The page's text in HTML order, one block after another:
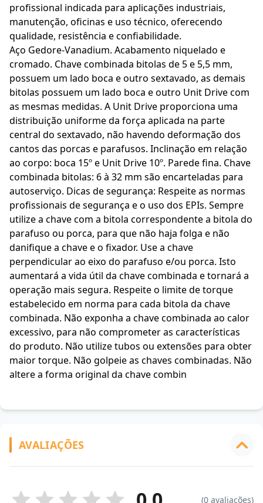
profissional indicada para aplicações industriais,
manutenção, oficinas e uso técnico, oferecendo
qualidade, resistência e confiabilidade.
Aço Gedore-Vanadium. Acabamento niquelado e
cromado. Chave combinada bitolas de 5 e 5,5 mm,
possuem um lado boca e outro sextavado, as demais
bitolas possuem um lado boca e outro Unit Drive com
as mesmas medidas. A Unit Drive proporciona uma
distribuição uniforme da força aplicada na parte
central do sextavado, não havendo deformação dos
cantos das porcas e parafusos. Inclinação em relação
ao corpo: boca 15º e Unit Drive 10º. Parede fina. Chave
combinada bitolas: 6 à 32 mm são encarteladas para
autoserviço. Dicas de segurança: Respeite as normas
profissionais de segurança e o uso dos EPIs. Sempre
utilize a chave com a bitola correspondente a bitola do
parafuso ou porca, para que não haja folga e não
danifique a chave e o fixador. Use a chave
perpendicular ao eixo do parafuso e/ou porca. Isto
aumentará a vida útil da chave combinada e tornará a
operação mais segura. Respeite o limite de torque
estabelecido em norma para cada bitola da chave
combinada. Não exponha a chave combinada ao calor
excessivo, para não comprometer as características
do produto. Não utilize tubos ou extensões para obter
maior torque. Não golpeie as chaves combinadas. Não
altere a forma original da chave combin
AVALIAÇÕES
(0 avaliações)